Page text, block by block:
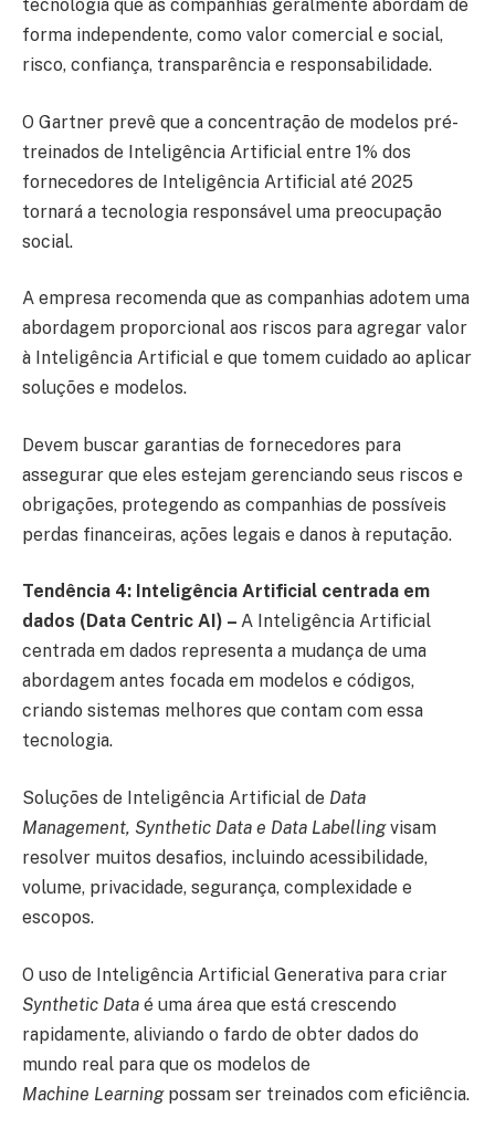
tecnologia que as companhias geralmente abordam de
forma independente, como valor comercial e social,
risco, confiança, transparência e responsabilidade.
O Gartner prevê que a concentração de modelos pré-
treinados de Inteligência Artificial entre 1% dos
fornecedores de Inteligência Artificial até 2025
tornará a tecnologia responsável uma preocupação
social.
A empresa recomenda que as companhias adotem uma
abordagem proporcional aos riscos para agregar valor
à Inteligência Artificial e que tomem cuidado ao aplicar
soluções e modelos.
Devem buscar garantias de fornecedores para
assegurar que eles estejam gerenciando seus riscos e
obrigações, protegendo as companhias de possíveis
perdas financeiras, ações legais e danos à reputação.
Tendência 4: Inteligência Artificial centrada em
dados (Data Centric AI) – A Inteligência Artificial
centrada em dados representa a mudança de uma
abordagem antes focada em modelos e códigos,
criando sistemas melhores que contam com essa
tecnologia.
Soluções de Inteligência Artificial de Data
Management, Synthetic Data e Data Labellingvisam
resolver muitos desafios, incluindo acessibilidade,
volume, privacidade, segurança, complexidade e
escopos.
O uso de Inteligência Artificial Generativa para criar
Synthetic Data é uma área que está crescendo
rapidamente, aliviando o fardo de obter dados do
mundo real para que os modelos de
Machine Learningpossam ser treinados com eficiência.